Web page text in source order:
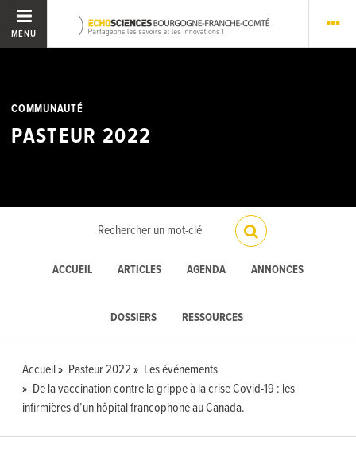
MENU
COMMUNAUTÉ
PASTEUR 2022
ACCUEIL ARTICLES AGENDA ANNONCES
DOSSIERS RESSOURCES
Accueil Pasteur 2022
Les événements
De la vaccination contre la grippe à la crise Covid-19 : les
infirmières d’un hôpital francophone au Canada.